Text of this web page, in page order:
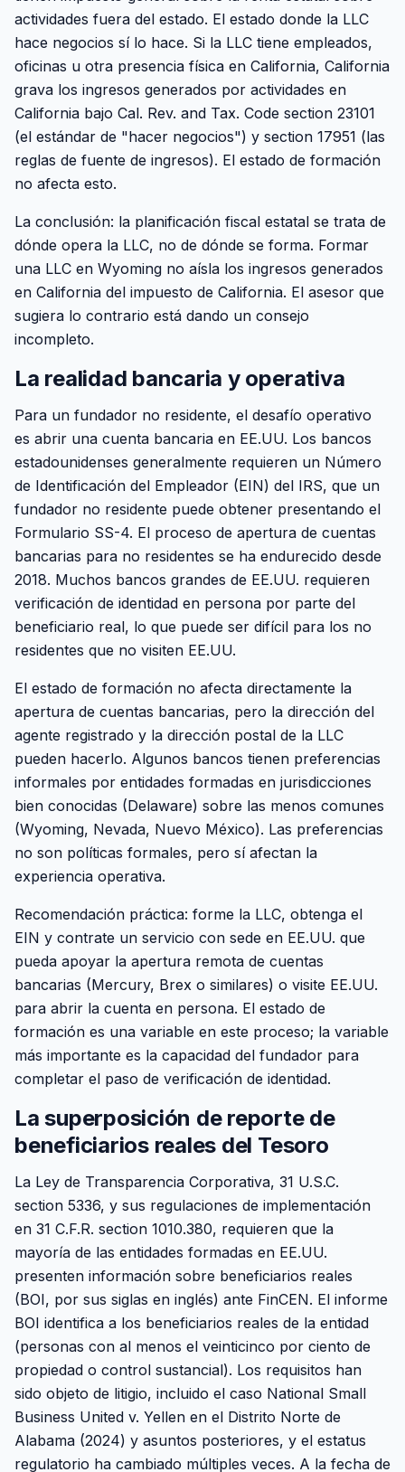
actividades fuera del estado. El estado donde la LLC
hace negocios sí lo hace. Si la LLC tiene empleados,
oficinas u otra presencia física en California, California
grava los ingresos generados por actividades en
California bajo Cal. Rev. and Tax. Code section 23101
(el estándar de "hacer negocios") y section 17951 (las
reglas de fuente de ingresos). El estado de formación
no afecta esto.
La conclusión: la planificación fiscal estatal se trata de
dónde opera la LLC, no de dónde se forma. Formar
una LLC en Wyoming no aísla los ingresos generados
en California del impuesto de California. El asesor que
sugiera lo contrario está dando un consejo
incompleto.
La realidad bancaria y operativa
Para un fundador no residente, el desafío operativo
es abrir una cuenta bancaria en EE.UU. Los bancos
estadounidenses generalmente requieren un Número
de Identificación del Empleador (EIN) del IRS, que un
fundador no residente puede obtener presentando el
Formulario SS-4. El proceso de apertura de cuentas
bancarias para no residentes se ha endurecido desde
2018. Muchos bancos grandes de EE.UU. requieren
verificación de identidad en persona por parte del
beneficiario real, lo que puede ser difícil para los no
residentes que no visiten EE.UU.
El estado de formación no afecta directamente la
apertura de cuentas bancarias, pero la dirección del
agente registrado y la dirección postal de la LLC
pueden hacerlo. Algunos bancos tienen preferencias
informales por entidades formadas en jurisdicciones
bien conocidas (Delaware) sobre las menos comunes
(Wyoming, Nevada, Nuevo México). Las preferencias
no son políticas formales, pero sí afectan la
experiencia operativa.
Recomendación práctica: forme la LLC, obtenga el
EIN y contrate un servicio con sede en EE.UU. que
pueda apoyar la apertura remota de cuentas
bancarias (Mercury, Brex o similares) o visite EE.UU.
para abrir la cuenta en persona. El estado de
formación es una variable en este proceso; la variable
más importante es la capacidad del fundador para
completar el paso de verificación de identidad.
La superposición de reporte de
beneficiarios reales del Tesoro
La Ley de Transparencia Corporativa, 31 U.S.C.
section 5336, y sus regulaciones de implementación
en 31 C.F.R. section 1010.380, requieren que la
mayoría de las entidades formadas en EE.UU.
presenten información sobre beneficiarios reales
(BOI, por sus siglas en inglés) ante FinCEN. El informe
BOI identifica a los beneficiarios reales de la entidad
(personas con al menos el veinticinco por ciento de
propiedad o control sustancial). Los requisitos han
sido objeto de litigio, incluido el caso National Small
Business United v. Yellen en el Distrito Norte de
Alabama (2024) y asuntos posteriores, y el estatus
regulatorio ha cambiado múltiples veces. A la fecha de